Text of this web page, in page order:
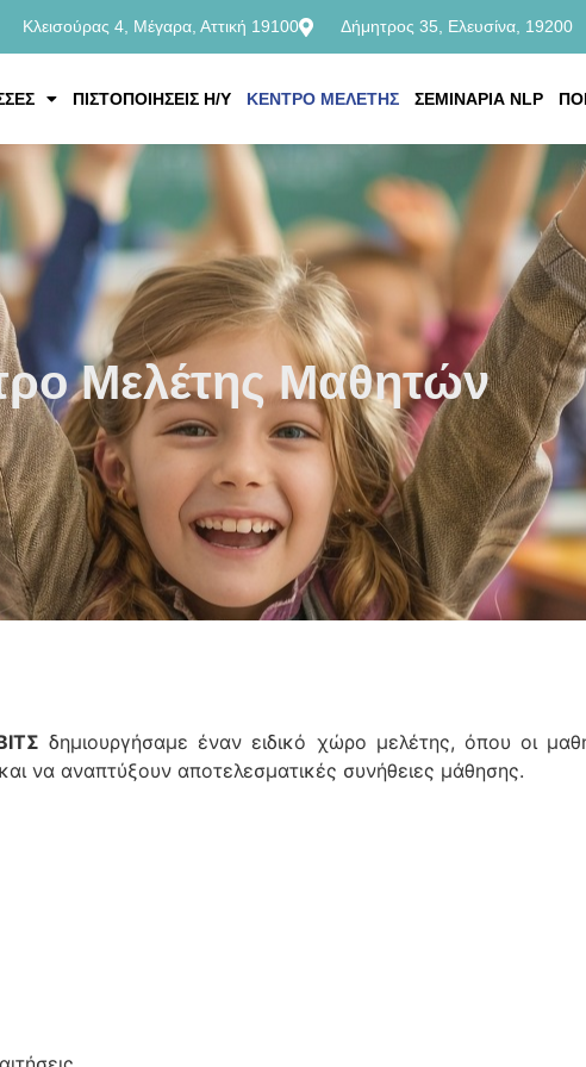
Κλεισούρας 4, Μέγαρα, Αττική 19100 Δήμητρος 35, Ελευσίνα, 19200
ΠΙΣΤΟΠΟΙΗΣΕΙΣ Η/Υ ΚΕΝΤΡΟ ΜΕΛΕΤΗΣ ΣΕΜΙΝΑΡΙΑ NLP
Μελέτης Μαθητών
δημιουργήσαμε έναν ειδικό χώρο μελέτης, όπου οι
να αναπτύξουν αποτελεσματικές συνήθειες μάθησης.